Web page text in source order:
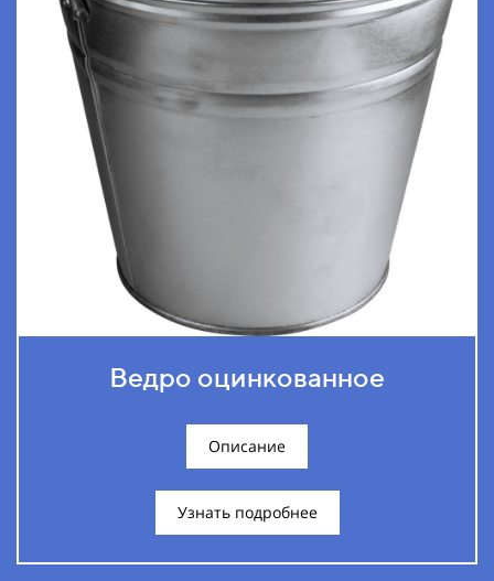
Ведро оцинкованное
Описание
Узнать подробнее